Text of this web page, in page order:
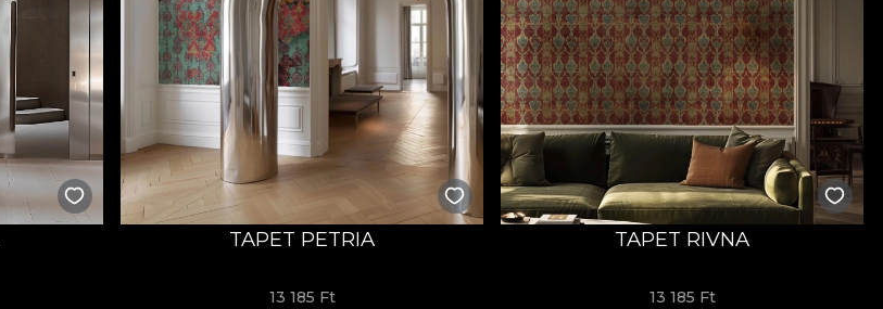
TAPET PETRIA
13 185 Ft
TAPET RIVNA
13 185 Ft